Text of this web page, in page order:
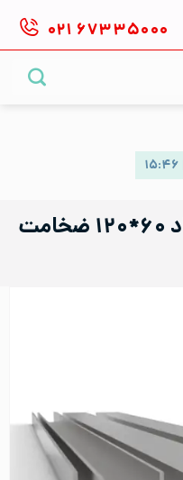
۰۲۱ ۶۷۳۳۵۰۰۰
ناودانی استیل ۳۰۴ ابعاد ۶۰*۱۲۰ ضخامت